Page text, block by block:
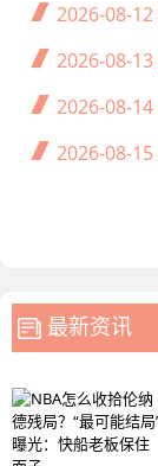
2026-08-12
2026-08-13
2026-08-14
2026-08-15
最新资讯